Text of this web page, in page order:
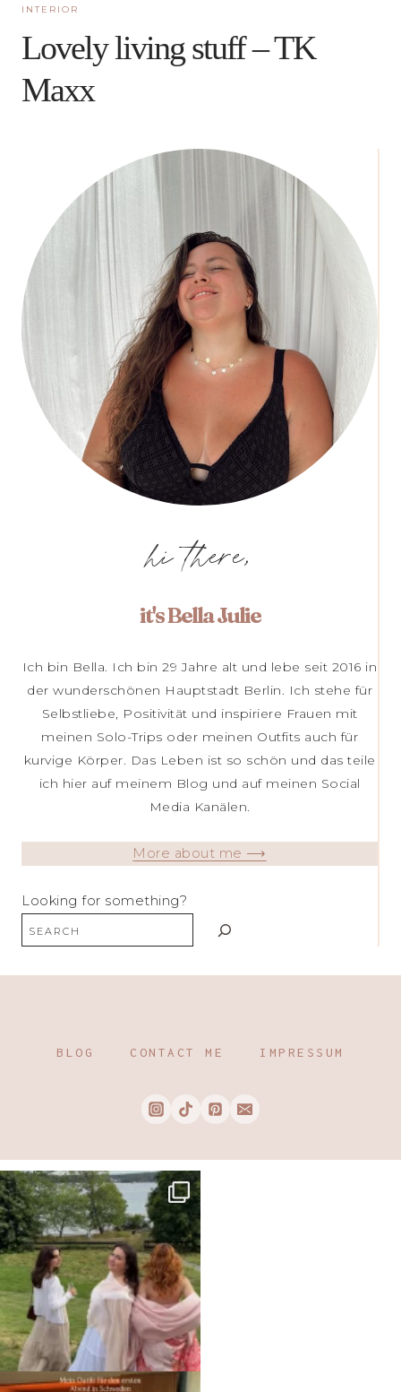
INTERIOR
Lovely living stuff – TK
Maxx
hi there,
it's Bella Julie
Ich bin Bella. Ich bin 29 Jahre alt und lebe seit 2016 in
der wunderschönen Hauptstadt Berlin. Ich stehe für
Selbstliebe, Positivität und inspiriere Frauen mit
meinen Solo-Trips oder meinen Outfits auch für
kurvige Körper. Das Leben ist so schön und das teile
ich hier auf meinem Blog und auf meinen Social
Media Kanälen.
More about me ⟶
Looking for something?
BLOG CONTACT ME IMPRESSUM